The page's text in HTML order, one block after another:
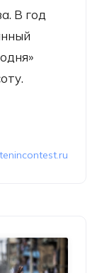
В год